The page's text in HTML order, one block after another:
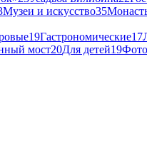
Музеи и искусство35
19Гастрономические17
мост20Для детей19